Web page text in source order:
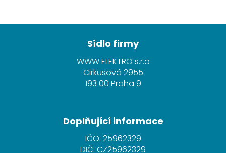
Sídlo firmy
WWW ELEKTRO s.r.o
Cirkusová 2955
193 00 Praha 9
Doplňující informace
IČO: 25962329
DIČ: CZ25962329